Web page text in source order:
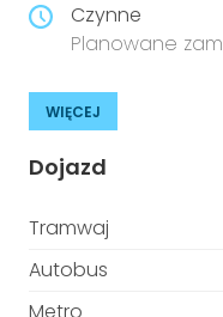
Czynne
Planowane
WIĘCEJ
Dojazd
Tramwaj
Autobus